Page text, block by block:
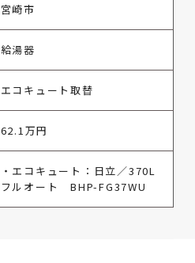
宮崎市
給湯器
エコキュート取替
62.1万円
・エコキュート：日立／370L
フルオート BHP-FG37WU